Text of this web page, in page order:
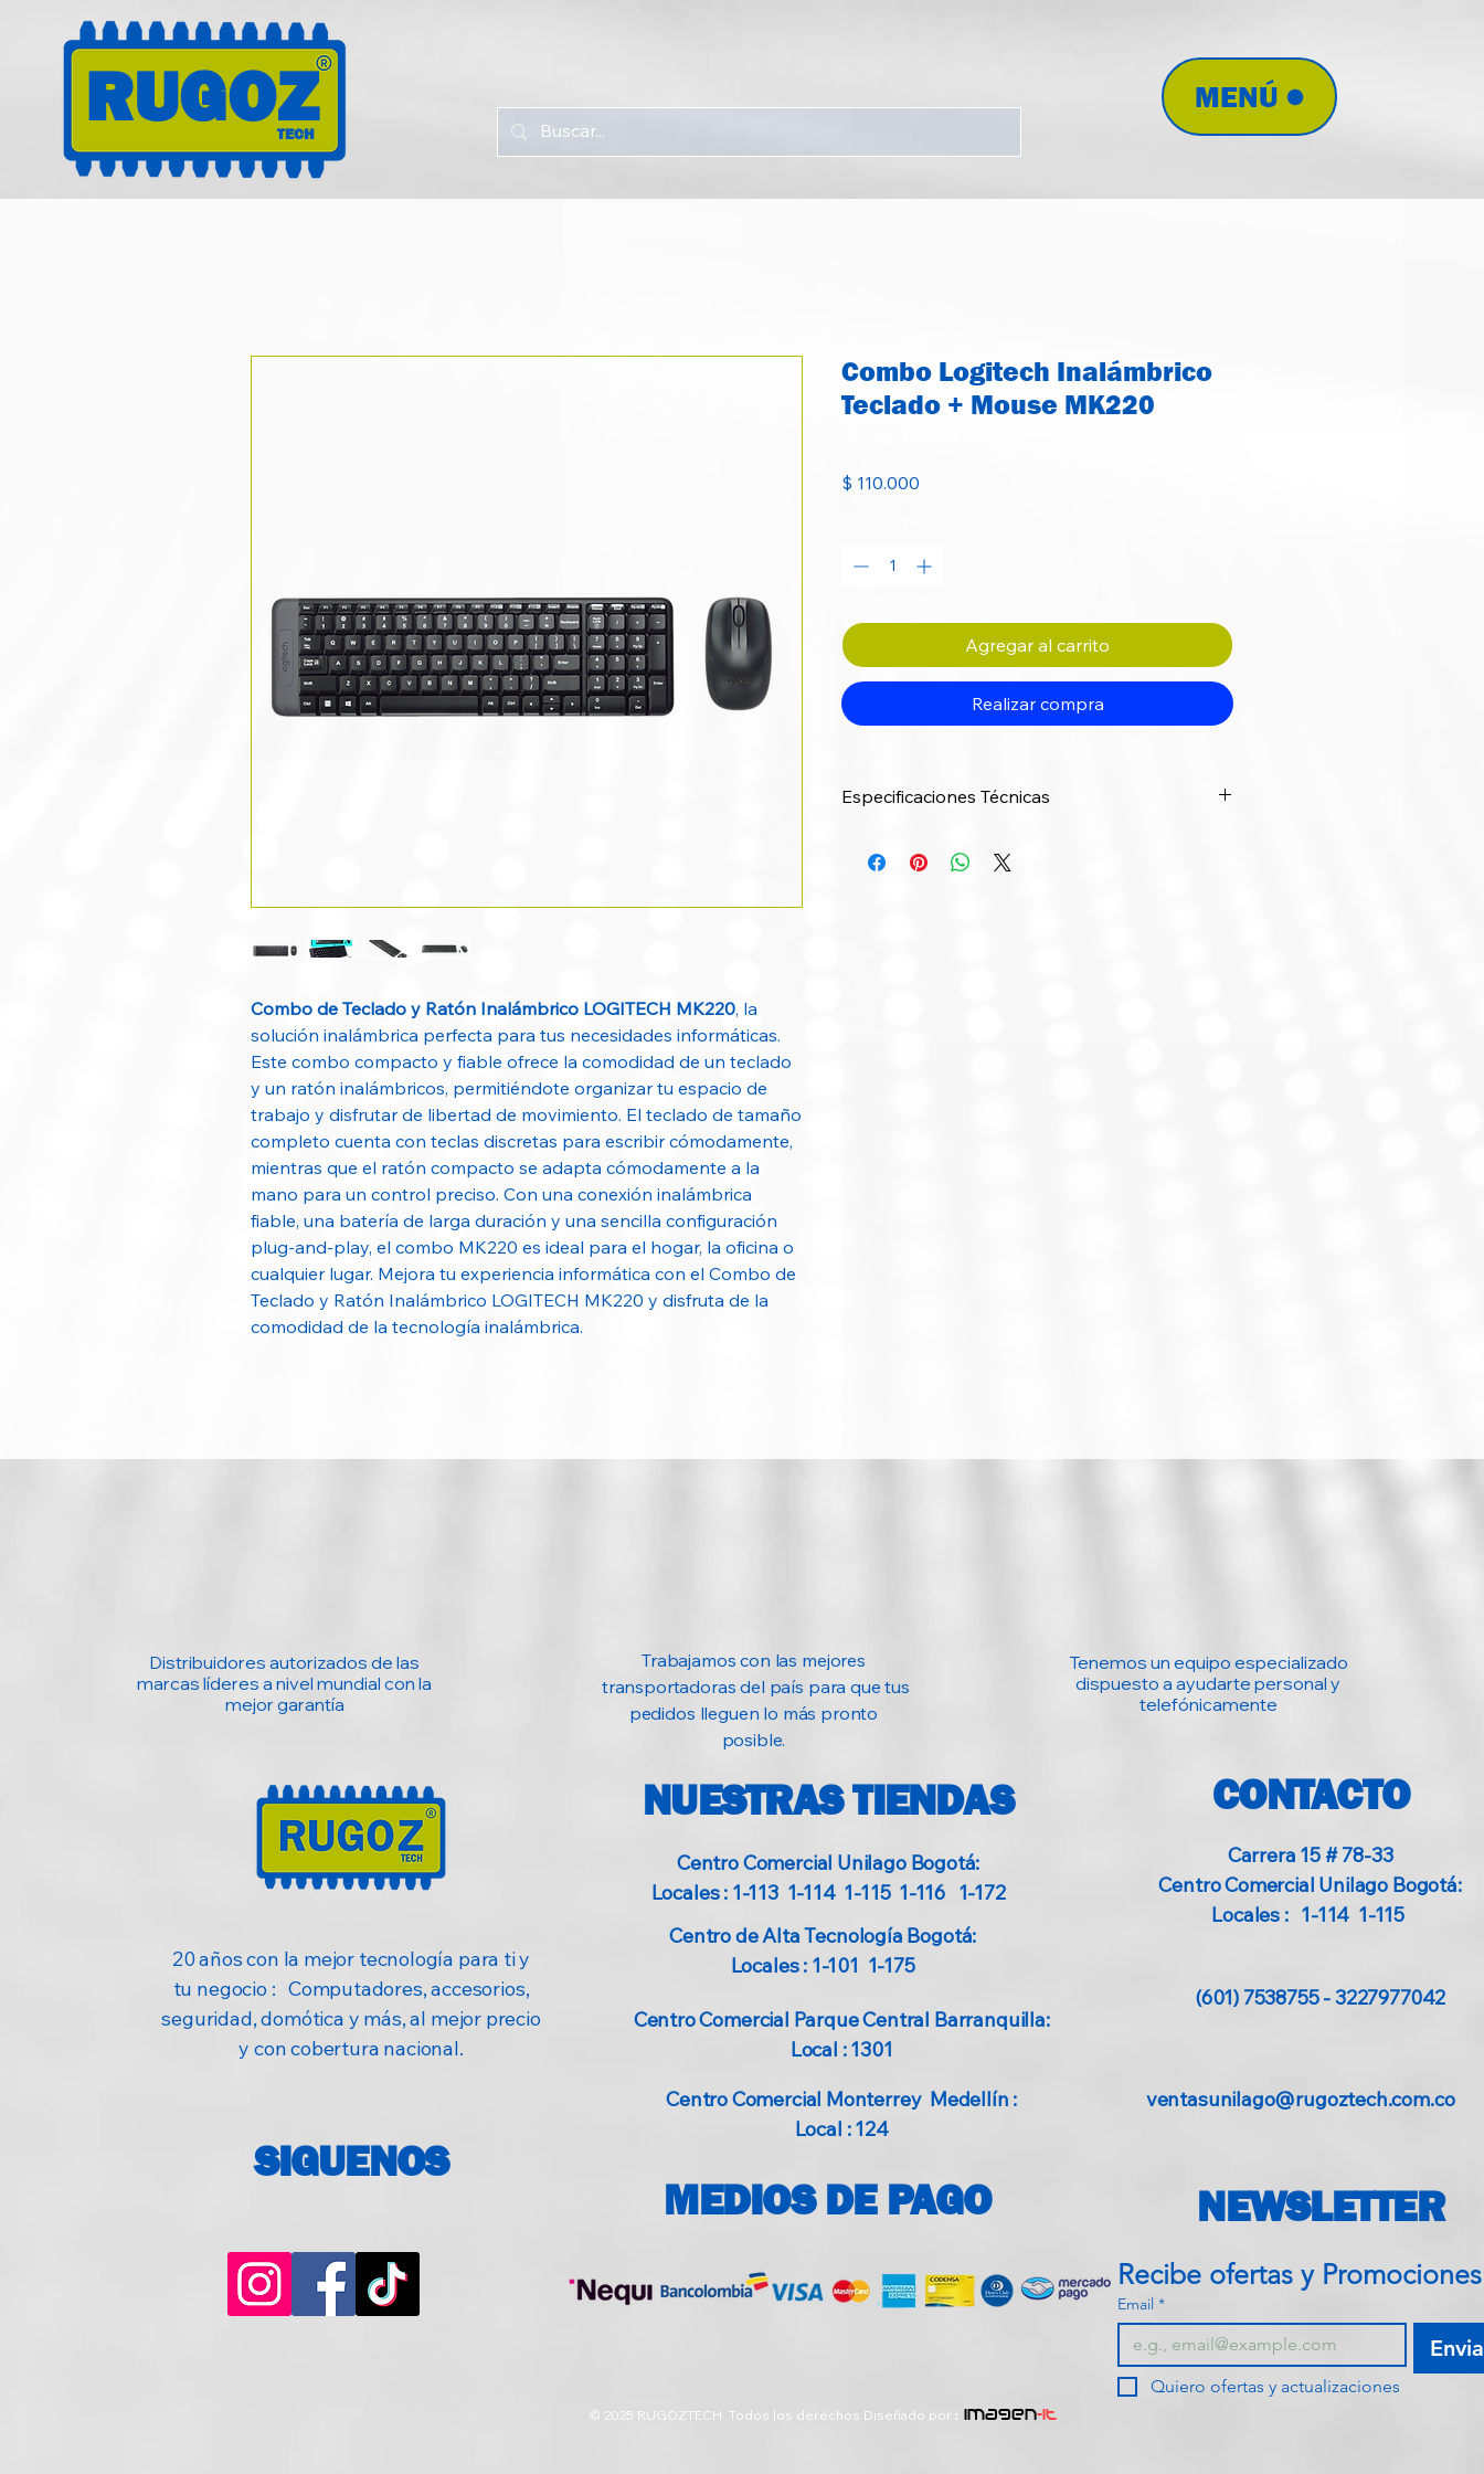
RUGOZ
TECH
MENÚ
Combo de Teclado y Ratón Inalámbrico LOGITECH MK220, la
solución inalámbrica perfecta para tus necesidades informáticas.
Este combo compacto y fiable ofrece la comodidad de un teclado
y un ratón inalámbricos, permitiéndote organizar tu espacio de
trabajo y disfrutar de libertad de movimiento. El teclado de tamaño
completo cuenta con teclas discretas para escribir cómodamente,
mientras que el ratón compacto se adapta cómodamente a la
mano para un control preciso. Con una conexión inalámbrica
fiable, una batería de larga duración y una sencilla configuración
plug-and-play, el combo MK220 es ideal para el hogar, la oficina o
cualquier lugar. Mejora tu experiencia informática con el Combo de
Teclado y Ratón Inalámbrico LOGITECH MK220 y disfruta de la
comodidad de la tecnología inalámbrica.
Combo Logitech Inalámbrico
Teclado + Mouse MK220
$ 110.000
Agregar al carrito
Realizar compra
Especificaciones Técnicas
Característica
20 años con la mejor tecnología para ti y
tu negocio : Computadores, accesorios,
seguridad, domótica y más, al mejor precio
y con cobertura nacional.
SIGUENOS
NUESTRAS TIENDAS
Centro Comercial Unilago Bogotá:
Locales : 1-113 1-114 1-115 1-116 1-172
Centro de Alta Tecnología Bogotá:
Locales : 1-101 1-175
Centro Comercial Parque Central Barranquilla:
Local : 1301
Centro Comercial Monterrey Medellín :
Local : 124
MEDIOS DE PAGO
© 2025 RUGOZTECH Todos los derechos Diseñado por : imagen-IT
CONTACTO
Carrera 15 # 78-33
Centro Comercial Unilago Bogotá:
Locales : 1-114 1-115
(601) 7538755 - 3227977042
ventasunilago@rugoztech.com.co
NEWSLETTER
Recibe
Email *
Quiero ofertas y actualizaciones
Distribuidores autorizados de las
marcas líderes a nivel mundial con la
mejor garantía
Trabajamos con las mejores
transportadoras del país para que tus
pedidos lleguen lo más pronto
posible.
Tenemos un equipo especializado
dispuesto a ayudarte personal y
telefónicamente